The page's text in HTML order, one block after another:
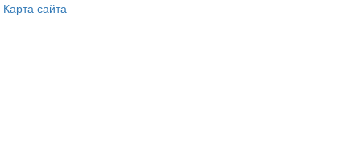
Карта сайта